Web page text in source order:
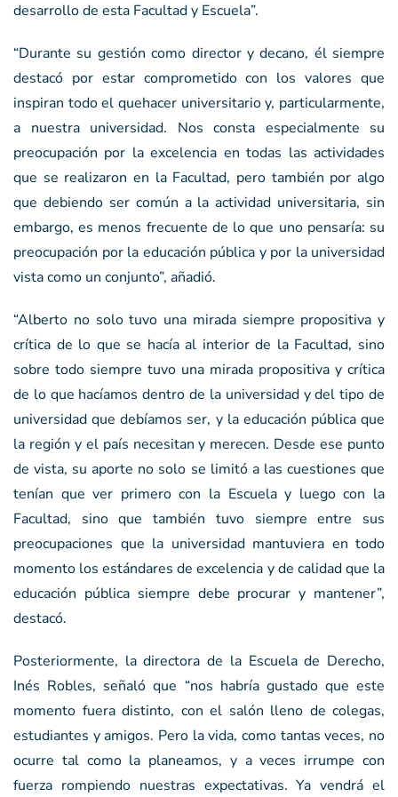
desarrollo de esta Facultad y Escuela”.
“Durante su gestión como director y decano, él siempre
destacó por estar comprometido con los valores que
inspiran todo el quehacer universitario y, particularmente,
a nuestra universidad. Nos consta especialmente su
preocupación por la excelencia en todas las actividades
que se realizaron en la Facultad, pero también por algo
que debiendo ser común a la actividad universitaria, sin
embargo, es menos frecuente de lo que uno pensaría: su
preocupación por la educación pública y por la universidad
vista como un conjunto”, añadió.
“Alberto no solo tuvo una mirada siempre propositiva y
crítica de lo que se hacía al interior de la Facultad, sino
sobre todo siempre tuvo una mirada propositiva y crítica
de lo que hacíamos dentro de la universidad y del tipo de
universidad que debíamos ser, y la educación pública que
la región y el país necesitan y merecen. Desde ese punto
de vista, su aporte no solo se limitó a las cuestiones que
tenían que ver primero con la Escuela y luego con la
Facultad, sino que también tuvo siempre entre sus
preocupaciones que la universidad mantuviera en todo
momento los estándares de excelencia y de calidad que la
educación pública siempre debe procurar y mantener”,
destacó.
Posteriormente, la directora de la Escuela de Derecho,
Inés Robles, señaló que “nos habría gustado que este
momento fuera distinto, con el salón lleno de colegas,
estudiantes y amigos. Pero la vida, como tantas veces, no
ocurre tal como la planeamos, y a veces irrumpe con
fuerza rompiendo nuestras expectativas. Ya vendrá el